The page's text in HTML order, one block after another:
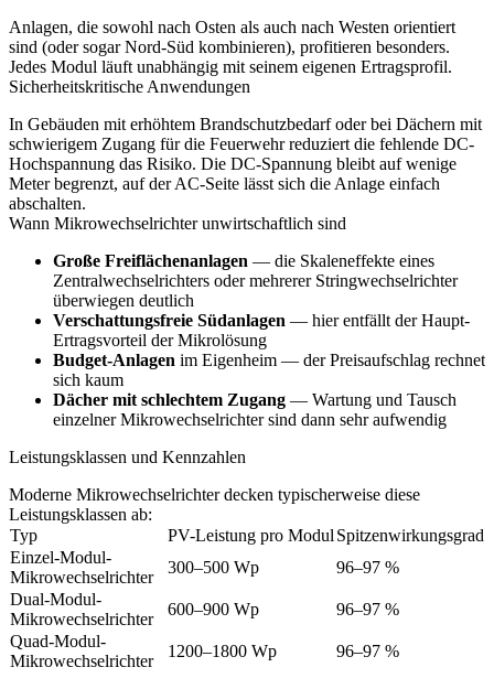
Anlagen, die sowohl nach Osten als auch nach Westen orientiert
sind (oder sogar Nord-Süd kombinieren), profitieren besonders.
Jedes Modul läuft unabhängig mit seinem eigenen Ertragsprofil.
Sicherheitskritische Anwendungen
In Gebäuden mit erhöhtem Brandschutzbedarf oder bei Dächern mit
schwierigem Zugang für die Feuerwehr reduziert die fehlende DC-
Hochspannung das Risiko. Die DC-Spannung bleibt auf wenige
Meter begrenzt, auf der AC-Seite lässt sich die Anlage einfach
abschalten.
Wann Mikrowechselrichter unwirtschaftlich sind
Große Freiflächenanlagen — die Skaleneffekte eines
Zentralwechselrichters oder mehrerer Stringwechselrichter
überwiegen deutlich
Verschattungsfreie Südanlagen — hier entfällt der Haupt-
Ertragsvorteil der Mikrolösung
Budget-Anlagen im Eigenheim — der Preisaufschlag rechnet
sich kaum
Dächer mit schlechtem Zugang — Wartung und Tausch
einzelner Mikrowechselrichter sind dann sehr aufwendig
Leistungsklassen und Kennzahlen
Moderne Mikrowechselrichter decken typischerweise diese
Leistungsklassen ab:
Typ
PV-Leistung pro Modul Spitzenwirkungsgrad
Einzel-Modul-
Mikrowechselrichter
300–500 Wp
96–97 %
Dual-Modul-
Mikrowechselrichter
600–900 Wp
96–97 %
Quad-Modul-
Mikrowechselrichter
1200–1800 Wp 96–97 %